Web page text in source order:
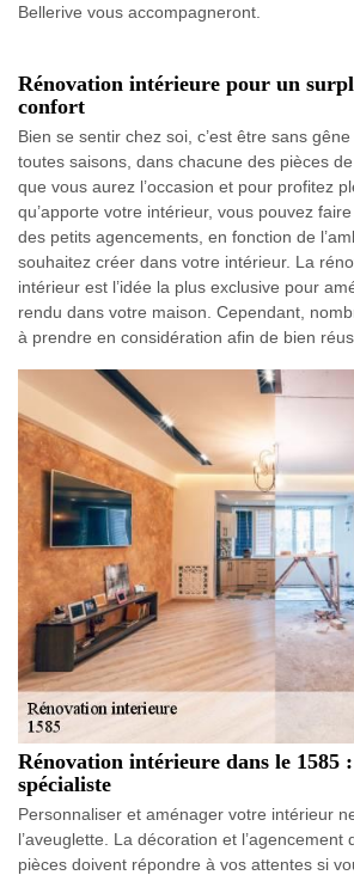
Bellerive vous accompagneront.
Rénovation intérieure pour un
confort
Bien se sentir chez soi, c’est être sans
toutes saisons, dans chacune des pièces
que vous aurez l’occasion et pour profitez
qu’apporte votre intérieur, vous pouvez
des petits agencements, en fonction de
souhaitez créer dans votre intérieur. La
intérieur est l’idée la plus exclusive pour
rendu dans votre maison. Cependant,
à prendre en considération afin de bien
Rénovation intérieure dans le 1585
spécialiste
Personnaliser et aménager votre intérieur
l’aveuglette. La décoration et l’agencement
pièces doivent répondre à vos attentes si